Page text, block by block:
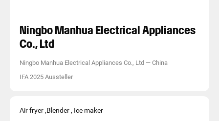
Ningbo Manhua Electrical Appliances
Co., Ltd
Ningbo Manhua Electrical Appliances Co., Ltd — China
IFA 2025 Aussteller
Air fryer ,Blender , Ice maker